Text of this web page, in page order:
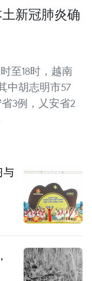
新冠肺炎确
至18时，越南
中胡志明市57
3例，乂安省2
与